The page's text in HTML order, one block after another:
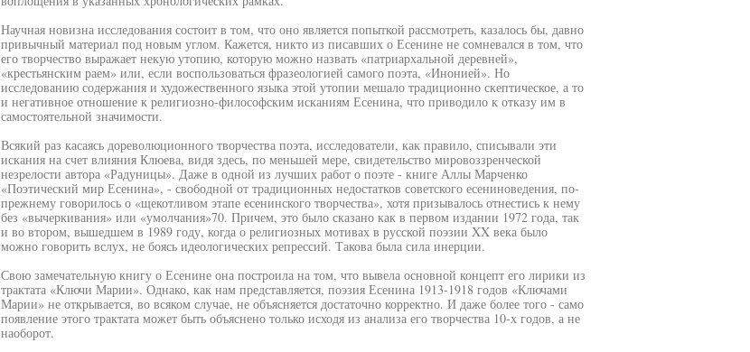
Научная новизна исследования состоит в том, что оно является попыткой рассмотреть, казалось бы, давно
привычный материал под новым углом. Кажется, никто из писавших о Есенине не сомневался в том, что
его творчество выражает некую утопию, которую можно назвать «патриархальной деревней»,
«крестьянским раем» или, если воспользоваться фразеологией самого поэта, «Инонией». Но
исследованию содержания и художественного языка этой утопии мешало традиционно скептическое, а то
и негативное отношение к религиозно-философским исканиям Есенина, что приводило к отказу им в
самостоятельной значимости.
Всякий раз касаясь дореволюционного творчества поэта, исследователи, как правило, списывали эти
искания на счет влияния Клюева, видя здесь, по меньшей мере, свидетельство мировоззренческой
незрелости автора «Радуницы». Даже в одной из лучших работ о поэте - книге Аллы Марченко
«Поэтический мир Есенина», - свободной от традиционных недостатков советского есениноведения, по-
прежнему говорилось о «щекотливом этапе есенинского творчества», хотя призывалось отнестись к нему
без «вычеркивания» или «умолчания»70. Причем, это было сказано как в первом издании 1972 года, так
и во втором, вышедшем в 1989 году, когда о религиозных мотивах в русской поэзии XX века было
можно говорить вслух, не боясь идеологических репрессий. Такова была сила инерции.
Свою замечательную книгу о Есенине она построила на том, что вывела основной концепт его лирики из
трактата «Ключи Марии». Однако, как нам представляется, поэзия Есенина 1913-1918 годов «Ключами
Марии» не открывается, во всяком случае, не объясняется достаточно корректно. И даже более того - само
появление этого трактата может быть объяснено только исходя из анализа его творчества 10-х годов, а не
наоборот.